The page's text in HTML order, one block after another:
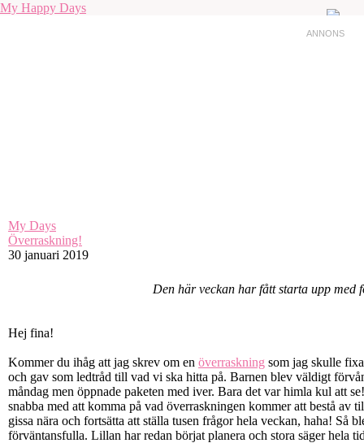
My Happy Days
My Days
Överraskning!
30 januari 2019
Den här veckan har fått starta upp med
Hej fina!
Kommer du ihåg att jag skrev om en överraskning som jag skulle
och gav som ledtråd till vad vi ska hitta på. Barnen blev väldigt
måndag men öppnade paketen med iver. Bara det var himla kul att
snabba med att komma på vad överraskningen kommer att bestå av
gissa nära och fortsätta att ställa tusen frågor hela veckan, haha! Så
förväntansfulla. Lillan har redan börjat planera och stora säger hela